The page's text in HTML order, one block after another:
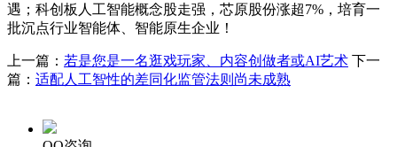
遇；科创板人工智能概念股走强，芯原股份涨超7%，培育一
批沉点行业智能体、智能原生企业！
上一篇： 若是您是一名逛戏玩家、内容创做者或AI艺术 下一
篇： 适配人工智性的差同化监管法则尚未成熟